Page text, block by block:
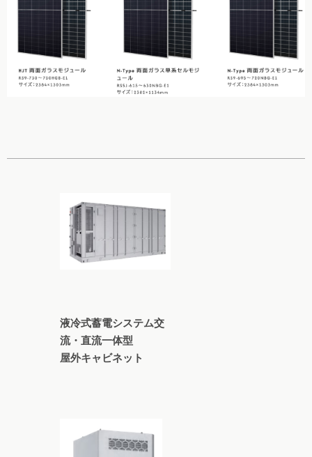
液冷式蓄電システム交
流・直流一体型
屋外キャビネット